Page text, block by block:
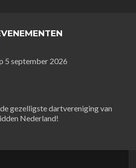
5 september 2026
gezelligste dartvereniging van
Nederland!